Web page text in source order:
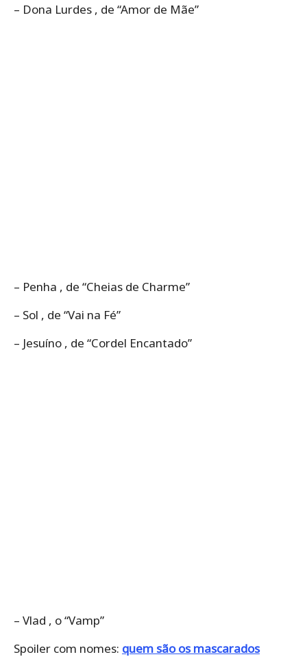
– Dona Lurdes , de “Amor de Mãe”
– Penha , de “Cheias de Charme”
– Sol , de “Vai na Fé”
– Jesuíno , de “Cordel Encantado”
– Vlad , o “Vamp”
Spoiler com nomes: quem são os mascarados